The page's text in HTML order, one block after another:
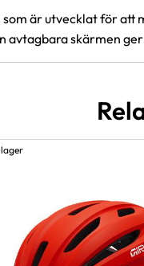
som är utvecklat för
skärmen